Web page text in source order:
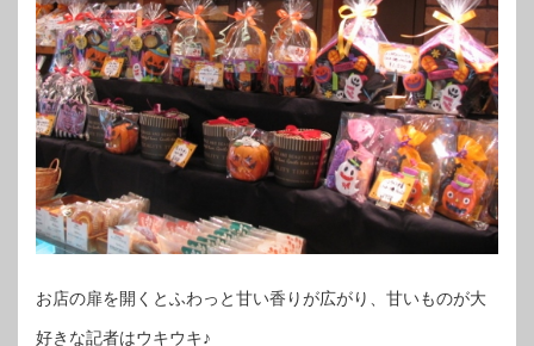
お店の扉を開くとふわっと甘い香りが広がり、甘いものが大
好きな記者はウキウキ♪